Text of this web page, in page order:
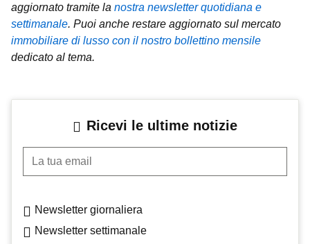
aggiornato tramite la nostra newsletter quotidiana e
settimanale. Puoi anche restare aggiornato sul mercato
immobiliare di lusso con il nostro bollettino mensile
dedicato al tema.
Ricevi le ultime notizie
La tua email
Newsletter giornaliera
Newsletter settimanale